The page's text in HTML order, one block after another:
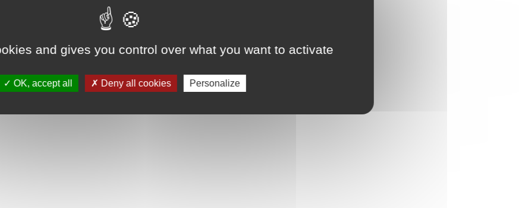
and gives you control over what you want to activate
OK, accept all Deny all cookies Personalize